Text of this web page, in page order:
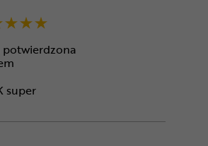
super